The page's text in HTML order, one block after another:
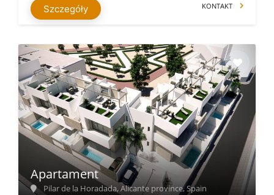
Szczegóły KONTAKT
Apartament
Pilar de la Horadada, Alicante province, Spain